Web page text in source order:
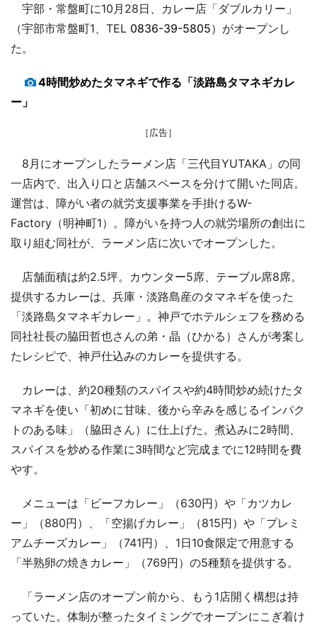
宇部・常盤町に10月28日、カレー店「ダブルカリー」
（宇部市常盤町1、TEL 0836-39-5805）がオープンし
た。
4時間炒めたタマネギで作る「淡路島タマネギカレ
ー」
［広告］
8月にオープンしたラーメン店「三代目YUTAKA」の同
一店内で、出入り口と店舗スペースを分けて開いた同店。
運営は、障がい者の就労支援事業を手掛けるW-
Factory（明神町1）。障がいを持つ人の就労場所の創出に
取り組む同社が、ラーメン店に次いでオープンした。
店舗面積は約2.5坪。カウンター5席、テーブル席8席。
提供するカレーは、兵庫・淡路島産のタマネギを使った
「淡路島タマネギカレー」。神戸でホテルシェフを務める
同社社長の脇田哲也さんの弟・晶（ひかる）さんが考案し
たレシピで、神戸仕込みのカレーを提供する。
カレーは、約20種類のスパイスや約4時間炒め続けたタ
マネギを使い「初めに甘味、後から辛みを感じるインパク
トのある味」（脇田さん）に仕上げた。煮込みに2時間、
スパイスを炒める作業に3時間など完成までに12時間を費
やす。
メニューは「ビーフカレー」（630円）や「カツカレ
ー」（880円）、「空揚げカレー」（815円）や「プレミ
アムチーズカレー」（741円）、1日10食限定で用意する
「半熟卵の焼きカレー」（769円）の5種類を提供する。
「ラーメン店のオープン前から、もう1店開く構想は持
っていた。体制が整ったタイミングでオープンにこぎ着け